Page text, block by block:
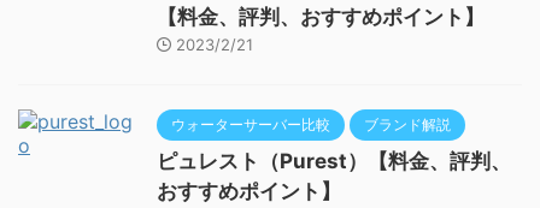
【料金、評判、おすすめポイント】
2023/2/21
ウォーターサーバー比較 ブランド解説
ピュレスト（Purest）【料金、評判、
おすすめポイント】